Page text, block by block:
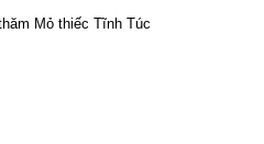
Mỏ thiếc Tĩnh Túc